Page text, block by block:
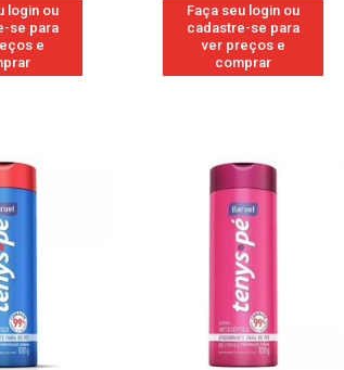
login ou
se para
e
Faça seu login ou
cadastre-se para
ver preços e
comprar